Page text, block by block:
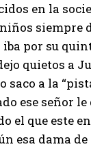
en la
siempre
por su
quietos a
saco a la
ese señor le
el que este
esa dama